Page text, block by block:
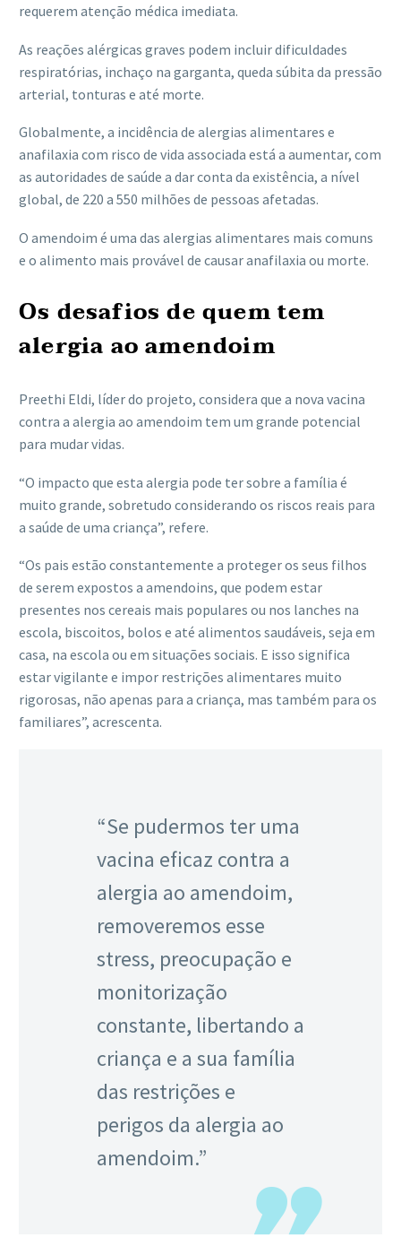
requerem atenção médica imediata.
As reações alérgicas graves podem incluir dificuldades
respiratórias, inchaço na garganta, queda súbita da pressão
arterial, tonturas e até morte.
Globalmente, a incidência de alergias alimentares e
anafilaxia com risco de vida associada está a aumentar, com
as autoridades de saúde a dar conta da existência, a nível
global, de 220 a 550 milhões de pessoas afetadas.
O amendoim é uma das alergias alimentares mais comuns
e o alimento mais provável de causar anafilaxia ou morte.
Os desafios de quem tem
alergia ao amendoim
Preethi Eldi, líder do projeto, considera que a nova vacina
contra a alergia ao amendoim tem um grande potencial
para mudar vidas.
“O impacto que esta alergia pode ter sobre a família é
muito grande, sobretudo considerando os riscos reais para
a saúde de uma criança”, refere.
“Os pais estão constantemente a proteger os seus filhos
de serem expostos a amendoins, que podem estar
presentes nos cereais mais populares ou nos lanches na
escola, biscoitos, bolos e até alimentos saudáveis,​ seja em
casa, na escola ou em situações sociais. E isso significa
estar vigilante e impor restrições alimentares muito
rigorosas, não apenas para a criança, mas também para os
familiares”, acrescenta.
“Se pudermos ter uma
vacina eficaz contra a
alergia ao amendoim,
removeremos esse
stress, preocupação e
monitorização
constante, libertando a
criança e a sua família
das restrições e
perigos da alergia ao
amendoim.”